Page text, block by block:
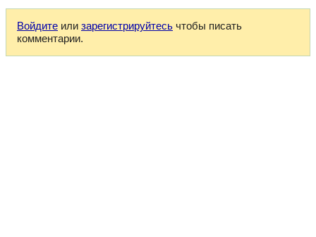
Войдите или зарегистрируйтесь чтобы писать
комментарии.